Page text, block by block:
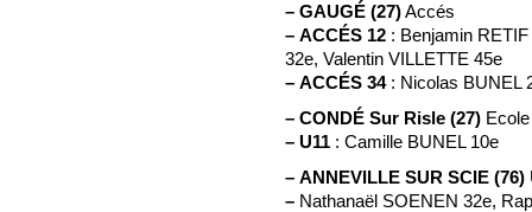
– GAUGÉ (27)Accés
– ACCÉS 12 : Benjamin
32e, Valentin VILLETTE 45e
– ACCÉS 34: Nicolas BUNEL
– CONDÉ Sur Risle (27)
– U11 : Camille BUNEL 10e
– ANNEVILLE SUR SCIE (76)
– Nathanaël SOENEN 32e,